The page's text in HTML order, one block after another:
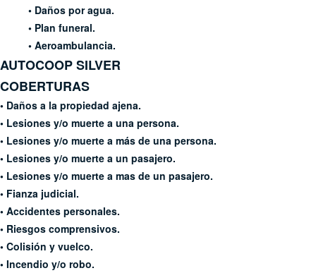
• Daños por agua.
• Plan funeral.
• Aeroambulancia.
AUTOCOOPSILVER
COBERTURAS
• Daños a la propiedad ajena.
• Lesiones y/o muerte a una persona.
• Lesiones y/o muerte a más de una persona.
• Lesiones y/o muerte a un pasajero.
• Lesiones y/o muerte a mas de un pasajero.
• Fianza judicial.
• Accidentes personales.
• Riesgos comprensivos.
• Colisión y vuelco.
• Incendio y/o robo.